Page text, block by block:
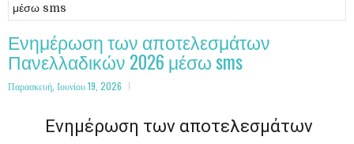
μέσω sms
Ενημέρωση των αποτελεσμάτων
Πανελλαδικών 2026 μέσω sms
Παρασκευή, Ιουνίου 19, 2026
Ενημέρωση των αποτελεσμάτων